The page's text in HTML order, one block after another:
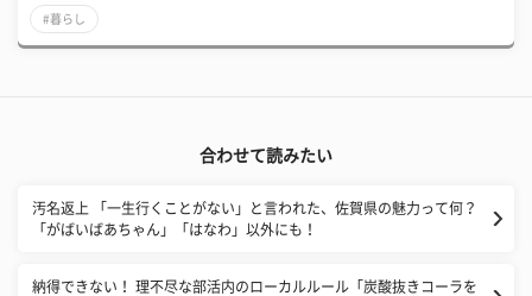
#暮らし
合わせて読みたい
汚名返上 「一生行くことがない」と言われた、佐賀県の魅力って何？
「がばいばあちゃん」「はなわ」以外にも！
納得できない！ 理不尽な部活内のローカルルール「炭酸抜きコーラを